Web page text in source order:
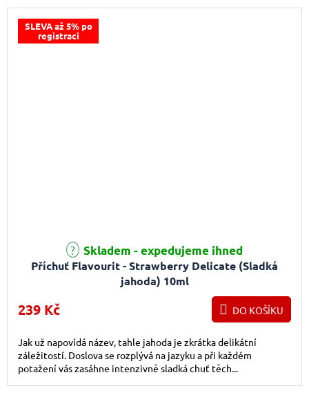
SLEVA až 5% po
registraci
Příchuť Flavourit - Strawberry Delicate (Sladká
jahoda) 10ml
Skladem - expedujeme ihned
239 Kč DO KOŠÍKU
Jak už napovídá název, tahle jahoda je zkrátka delikátní
záležitostí. Doslova se rozplývá na jazyku a při každém
potažení vás zasáhne intenzivně sladká chuť těch...